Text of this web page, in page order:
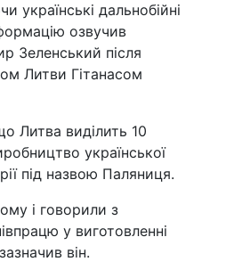
українські дальнобійні
озвучив
Зеленський після
Литви Гітанасом
Литва виділить 10
української
під назвою Паляниця.
і говорили з
у виготовленні
він.